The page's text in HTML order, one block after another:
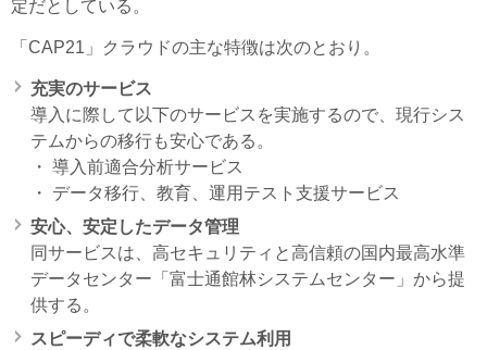
定だとしている。
「CAP21」クラウドの主な特徴は次のとおり。
充実のサービス
導入に際して以下のサービスを実施するので、現行シス
テムからの移行も安心である。
・ 導入前適合分析サービス
・ データ移行、教育、運用テスト支援サービス
安心、安定したデータ管理
同サービスは、高セキュリティと高信頼の国内最高水準
データセンター「富士通館林システムセンター」から提
供する。
スピーディで柔軟なシステム利用